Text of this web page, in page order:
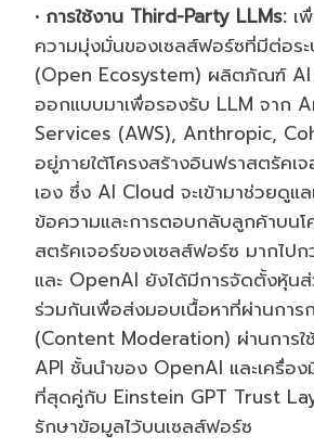
การใช้งาน Third-Party LLMs: เ
ความมุ่งมั่นของเซลส์ฟอร์ซที่มีต่อร
(Open Ecosystem) ผลิตภัณฑ์
ออกแบบมาเพื่อรองรับ LLM จาก
Services (AWS), Anthropic,
อยู่ภายใต้โครงสร้างอินฟราสตรัคเ
เอง ซึ่ง AI Cloud จะเข้ามาช่วยดูแ
ข้อความและการตอบกลับลูกค้าบนโ
สตรัคเจอร์ของเซลส์ฟอร์ซ มากไป
และ OpenAI ยังได้มีการจัดตั้งหุ้นส่
ร่วมกันเพื่อส่งมอบเนื้อหาที่ผ่านกา
(Content Moderation) ผ่านการ
API ชั้นนำของ OpenAI และเครื่อ
ที่สุดคู่กับ Einstein GPT Trust
รักษาข้อมูลไว้บนเซลส์ฟอร์ซ